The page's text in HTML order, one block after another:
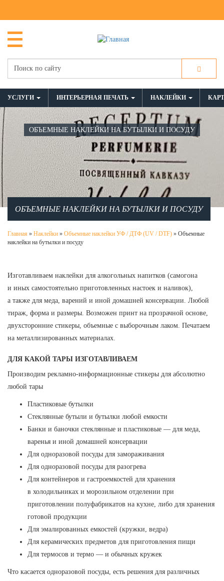
УСЛУГИ ИНТЕРЬЕРНАЯ ПЕЧАТЬ НАКЛЕЙКИ
ОБЪЕМНЫЕ НАКЛЕЙКИ НА БУТЫЛКИ И ПОСУДУ
ОБЪЕМНЫЕ НАКЛЕЙКИ НА БУТЫЛКИ И ПОСУДУ
Главная » Наклейки » Объемные наклейки УФ / ДТФ (UV / DTF) » Объемные
наклейки на бутылки и посуду
Изготавливаем наклейки для алкогольных напитков (самогона
и иных самостоятельно приготовленных настоек и наливок),
а также для меда, варений и иной домашней консервации. Любой
тираж, форма и размеры. Возможен принт на прозрачной основе,
двухсторонние стикеры, объемные с выборочным лаком. Печатаем
на металлизированных материалах.
ДЛЯ КАКОЙ ТАРЫ ИЗГОТАВЛИВАЕМ
Производим рекламно-информационные стикеры для абсолютно
любой тары
Пластиковые бутылки
Стеклянные бутыли и бутылки любой емкости
Банки и баночки стеклянные и пластиковые — для меда,
варенья и иной домашней консервации
Для одноразовой посуды для замораживания
Для одноразовой посуды для разогрева
Для контейнеров и гастроемкостей для хранения
в холодильниках и морозильном отделении при
приготовлении полуфабрикатов на кухне, либо для хранения
готовой продукции
Для эмалированных емкостей (кружки, ведра)
Для керамических предметов для приготовления пищи
Для термосов и термо — и обычных кружек
Что касается одноразовой посуды, есть решения для различных